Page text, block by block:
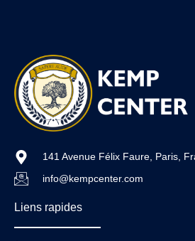
141 Avenue Félix Faure, Paris,
info@kempcenter.com
Liens rapides